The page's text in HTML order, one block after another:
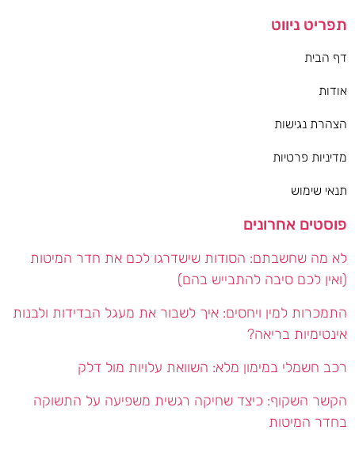
תפריט ניווט
דף הבית
אודות
הצהרת נגישות
מדיניות פרטיות
תנאי שימוש
פוסטים אחרונים
לא מה שחשבתם: הסודות שישדרגו לכם את חדר המיטות
(ואין לכם סיבה להתבייש בהם)
התמכרות למין ויחסים: איך לשבור את מעגל הבדידות ולבנות
אינטימיות בריאה?
רכב חשמלי במימון מלא: השוואת עלויות מול דלק
הקשר השקוף: כיצד שחיקה רגשית משפיעה על התשוקה
בחדר המיטות